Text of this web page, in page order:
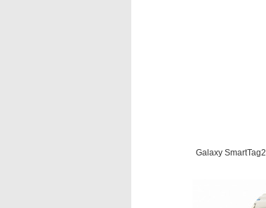
Galaxy SmartTag2